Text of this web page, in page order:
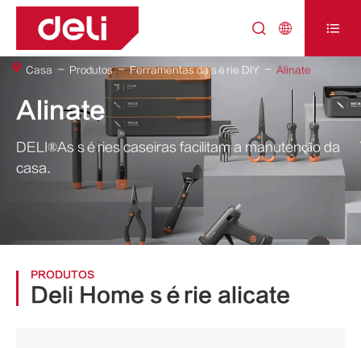
  
Alinate
DELI®As séries caseiras facilitam a manutenção da
casa.
Casa Produtos Ferramentas da série DIY Alinate
PRODUTOS
Deli Home série alicate